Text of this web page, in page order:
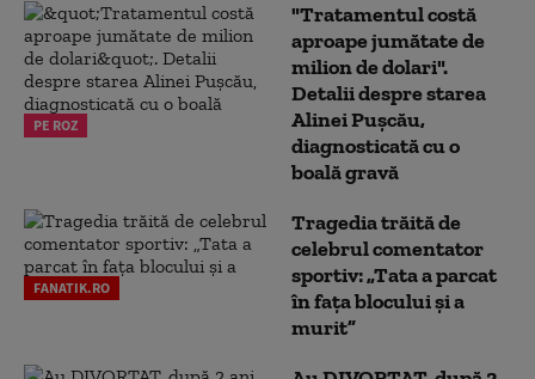
PE ROZ
"Tratamentul costă
aproape jumătate de
milion de dolari".
Detalii despre starea
Alinei Pușcău,
diagnosticată cu o
boală gravă
FANATIK.RO
Tragedia trăită de
celebrul comentator
sportiv: „Tata a parcat
în fața blocului și a
murit”